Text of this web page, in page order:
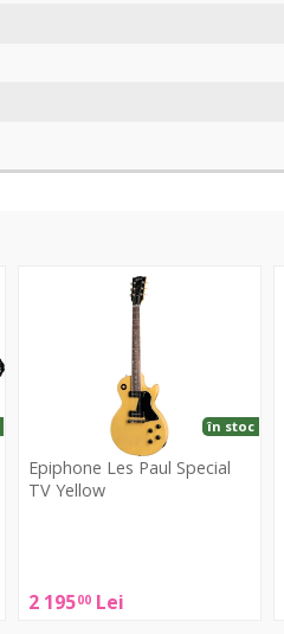
Epiphone Les Paul Special
TV Yellow
2 19500 Lei
în stoc
Paul